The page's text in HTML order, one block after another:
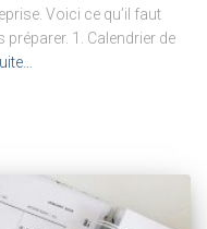
Voici ce qu’il faut
1. Calendrier de